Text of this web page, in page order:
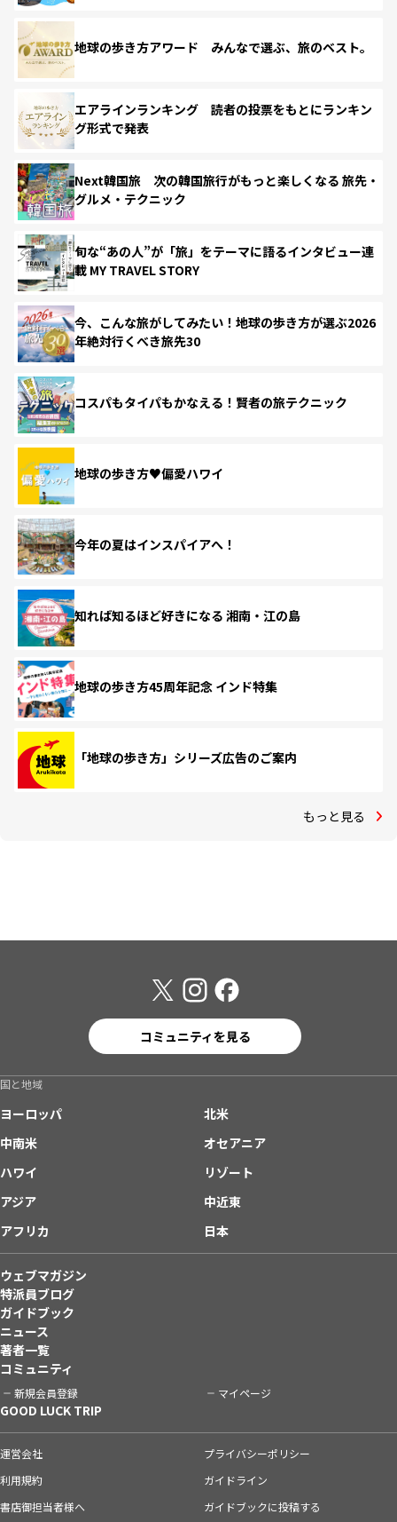
地球の歩き方アワード みんなで選ぶ、旅のベスト。
エアラインランキング 読者の投票をもとにランキン
グ形式で発表
Next韓国旅 次の韓国旅行がもっと楽しくなる 旅先・
グルメ・テクニック
旬な“あの人”が「旅」をテーマに語るインタビュー連
載 MY TRAVEL STORY
今、こんな旅がしてみたい！地球の歩き方が選ぶ2026
年絶対行くべき旅先30
コスパもタイパもかなえる！賢者の旅テクニック
地球の歩き方♥偏愛ハワイ
今年の夏はインスパイアへ！
知れば知るほど好きになる 湘南・江の島
地球の歩き方45周年記念 インド特集
「地球の歩き方」シリーズ広告のご案内
もっと見る
コミュニティを見る
国と地域
ヨーロッパ
北米
中南米
オセアニア
ハワイ
リゾート
アジア
中近東
アフリカ
日本
ウェブマガジン
特派員ブログ
ガイドブック
ニュース
著者一覧
コミュニティ
新規会員登録 マイページ
GOOD LUCK TRIP
運営会社
プライバシーポリシー
利用規約
ガイドライン
書店御担当者様へ
ガイドブックに投稿する